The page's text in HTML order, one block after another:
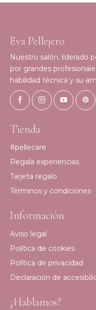
Eva Pellejero
Nuestro salón, liderado
por grandes
habilidad técnica y su
Tienda
#pellecare
Regala experiencias
Tarjeta regalo
Términos y condiciones
Información
Aviso legal
Política de cookies
Política de privacidad
Declaración de
¿Hablamos?